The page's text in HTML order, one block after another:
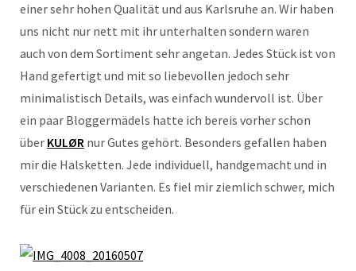
einer sehr hohen Qualität und aus Karlsruhe an. Wir haben
uns nicht nur nett mit ihr unterhalten sondern waren
auch von dem Sortiment sehr angetan. Jedes Stück ist von
Hand gefertigt und mit so liebevollen jedoch sehr
minimalistisch Details, was einfach wundervoll ist. Über
ein paar Bloggermädels hatte ich bereis vorher schon
über KULØR nur Gutes gehört. Besonders gefallen haben
mir die Halsketten. Jede individuell, handgemacht und in
verschiedenen Varianten. Es fiel mir ziemlich schwer, mich
für ein Stück zu entscheiden.